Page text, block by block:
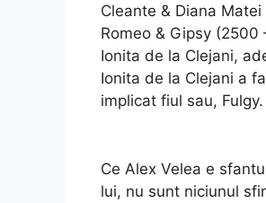
Cleante & Diana
Romeo & Gipsy
Ionita de la Clejani,
Ionita de la Clejani a
implicat fiul sau,
Ce Alex Velea e
lui, nu sunt niciunul